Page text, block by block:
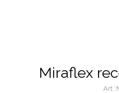
Miraflex